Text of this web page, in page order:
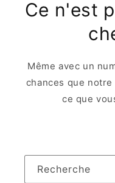
Ce n'est
Même avec un
chances que
ce que
Recherche